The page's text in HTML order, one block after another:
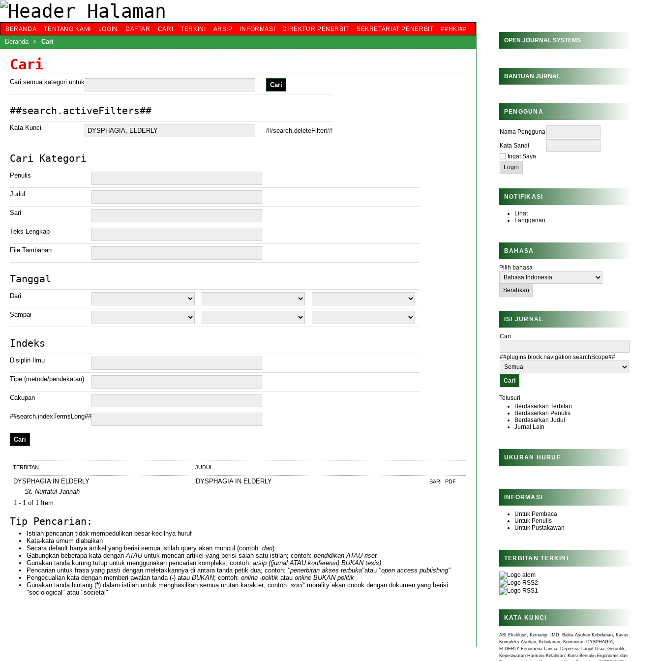
OPEN JOURNAL SYSTEMS
BANTUAN JURNAL
PENGGUNA
Nama Pengguna
Kata Sandi
Ingat Saya
NOTIFIKASI
Lihat
Langganan
BAHASA
Pilih bahasa
ISI JURNAL
Cari
##plugins.block.navigation.searchScope##
Telusuri
Berdasarkan Terbitan
Berdasarkan Penulis
Berdasarkan Judul
Jurnal Lain
UKURAN HURUF
INFORMASI
Untuk Pembaca
Untuk Penulis
Untuk Pustakawan
TERBITAN TERKINI
KATA KUNCI
ASI Eksklusif, Kemangi, IMD, Balita Asuhan Kebidanan, Kasus
Kompleks Asuhan, Kebidanan, Komunitas DYSPHAGIA,
ELDERLY Fenomena Lansia, Depressi, Lanjut Usia, Gerontik,
Keperawatan Harmoni Kelahiran: Kursi Bersalin Ergonomis dan
BERANDA TENTANG KAMI LOGIN DAFTAR CARI TERKINI ARSIP INFORMASI DIREKTUR PENERBIT SEKRETARIAT PENERBIT ##HKI##
Beranda > Cari
Cari
Cari semua kategori untuk
##search.activeFilters##
Kata Kunci ##search.deleteFilter##
Cari Kategori
Penulis
Judul
Sari
Teks Lengkap
File Tambahan
Tanggal
Dari
Sampai
Indeks
Disiplin Ilmu
Tipe (metode/pendekatan)
Cakupan
##search.indexTermsLong##
TERBITAN JUDUL
DYSPHAGIA IN ELDERLY DYSPHAGIA IN ELDERLY SARI PDF
St. Nurfatul Jannah
1 - 1 of 1 Item
Tip Pencarian:
Istilah pencarian tidak mempedulikan besar-kecilnya huruf
Kata-kata umum diabaikan
Secara default hanya artikel yang berisi semua istilah query akan muncul (contoh: dan)
Gabungkan beberapa kata denganATAUuntuk mencari artikel yang berisi salah satu istilah; contoh: pendidikan ATAU riset
Gunakan tanda kurung tutup untuk menggunakan pencarian kompleks; contoh: arsip ((jurnal ATAU konferensi) BUKAN tesis)
Pencarian untuk frasa yang pasti dengan meletakkannya di antara tanda petik dua; contoh: "penerbitan akses terbuka"atau "open access publishing"
Pengecualian kata dengan memberi awalan tanda (-) atau BUKAN; contoh: online -politikatau online BUKAN politik
Gunakan tanda bintang (*) dalam istilah untuk menghasilkan semua urutan karakter; contoh: soci*morality akan cocok dengan dokumen yang berisi
"sociological" atau "societal"